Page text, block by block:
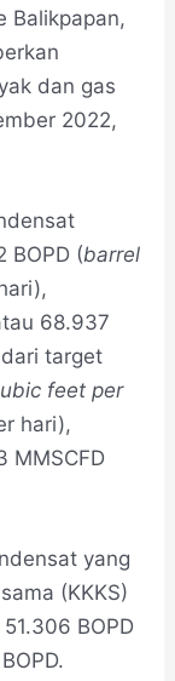
Balikpapan,
dan gas
2022,
BOPD (barrel
68.937
target
feet per
hari),
MMSCFD
yang
(KKKS)
BOPD